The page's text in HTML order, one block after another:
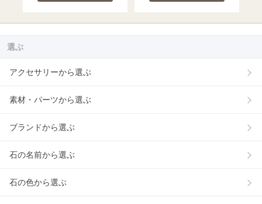
選ぶ
アクセサリーから選ぶ
素材・パーツから選ぶ
ブランドから選ぶ
石の名前から選ぶ
石の色から選ぶ